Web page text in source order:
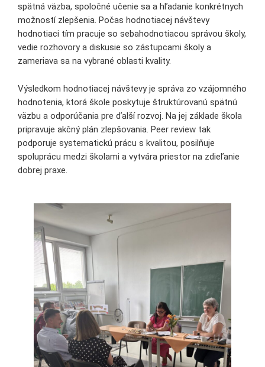
spätná väzba, spoločné učenie sa a hľadanie konkrétnych
možností zlepšenia. Počas hodnotiacej návštevy
hodnotiaci tím pracuje so sebahodnotiacou správou školy,
vedie rozhovory a diskusie so zástupcami školy a
zameriava sa na vybrané oblasti kvality.
Výsledkom hodnotiacej návštevy je správa zo vzájomného
hodnotenia, ktorá škole poskytuje štruktúrovanú spätnú
väzbu a odporúčania pre ďalší rozvoj. Na jej základe škola
pripravuje akčný plán zlepšovania. Peer review tak
podporuje systematickú prácu s kvalitou, posilňuje
spoluprácu medzi školami a vytvára priestor na zdieľanie
dobrej praxe.